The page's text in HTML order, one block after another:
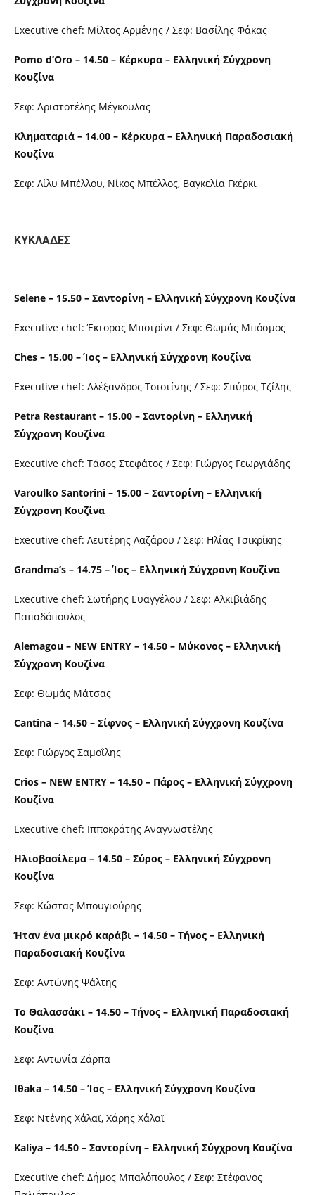
Executive chef: Μίλτος Αρμένης / Σεφ: Βασίλης Φάκας
Pomo d’Oro – 14.50 – Κέρκυρα – Ελληνική Σύγχρονη
Κουζίνα
Σεφ: Αριστοτέλης Μέγκουλας
Κληματαριά – 14.00 – Κέρκυρα – Ελληνική Παραδοσιακή
Κουζίνα
Σεφ: Λίλυ Μπέλλου, Νίκος Μπέλλος, Βαγκελία Γκέρκι
ΚΥΚΛΑΔΕΣ
Selene – 15.50 – Σαντορίνη – Ελληνική Σύγχρονη Κουζίνα
Executive chef: Έκτορας Μποτρίνι / Σεφ: Θωμάς Μπόσμος
Ches – 15.00 – Ίος – Ελληνική Σύγχρονη Κουζίνα
Executive chef: Αλέξανδρος Τσιοτίνης / Σεφ: Σπύρος Τζίλης
Petra Restaurant – 15.00 – Σαντορίνη – Ελληνική
Σύγχρονη Κουζίνα
Executive chef: Τάσος Στεφάτος / Σεφ: Γιώργος Γεωργιάδης
Varoulko Santorini – 15.00 – Σαντορίνη – Ελληνική
Σύγχρονη Κουζίνα
Executive chef: Λευτέρης Λαζάρου / Σεφ: Ηλίας Τσικρίκης
Grandma’s – 14.75 – Ίος – Ελληνική Σύγχρονη Κουζίνα
Executive chef: Σωτήρης Ευαγγέλου / Σεφ: Αλκιβιάδης
Παπαδόπουλος
Alemagou – NEW ENTRY – 14.50 – Μύκονος – Ελληνική
Σύγχρονη Κουζίνα
Σεφ: Θωμάς Μάτσας
Cantina – 14.50 – Σίφνος – Ελληνική Σύγχρονη Κουζίνα
Σεφ: Γιώργος Σαμοΐλης
Crios – NEW ENTRY – 14.50 – Πάρος – Ελληνική Σύγχρονη
Κουζίνα
Executive chef: Ιπποκράτης Αναγνωστέλης
Ηλιοβασίλεμα – 14.50 – Σύρος – Ελληνική Σύγχρονη
Κουζίνα
Σεφ: Κώστας Μπουγιούρης
Ήταν ένα μικρό καράβι – 14.50 – Τήνος – Ελληνική
Παραδοσιακή Κουζίνα
Σεφ: Αντώνης Ψάλτης
Το Θαλασσάκι – 14.50 – Τήνος – Ελληνική Παραδοσιακή
Κουζίνα
Σεφ: Αντωνία Ζάρπα
Ιθaka – 14.50 – Ίος – Ελληνική Σύγχρονη Κουζίνα
Σεφ: Ντένης Χάλαϊ, Χάρης Χάλαϊ
Kaliya – 14.50 – Σαντορίνη – Ελληνική Σύγχρονη Κουζίνα
Εxecutive chef: Δήμος Μπαλόπουλος / Σεφ: Στέφανος